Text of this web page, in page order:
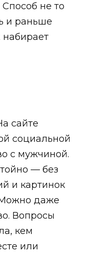
не то
и раньше
набирает
сайте
социальной
с мужчиной.
— без
и картинок
даже
Вопросы
кем
или